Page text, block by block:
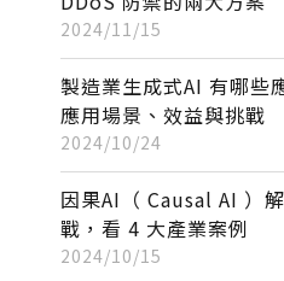
2024/11/15
製造業生成式AI 有哪些
應用場景、效益與挑戰
2024/10/24
因果AI（ Causal AI ）
戰，看 4 大產業案例
2024/10/15